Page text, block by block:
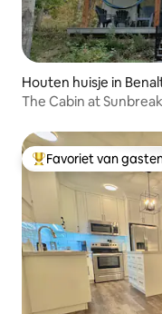
Houten huisje in
The Cabin at
Topfavoriet van
Favoriet van